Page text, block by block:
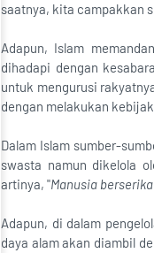
saatnya, kita campakkan
Adapun, Islam
dihadapi dengan
untuk mengurusi
dengan melakukan
Dalam Islam sumber-
swasta namun dikelola
artinya, "Manusia
Adapun, di dalam
daya alam akan diambil